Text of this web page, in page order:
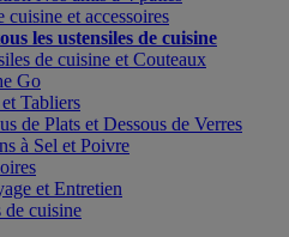
cuisine et accessoires
les ustensiles de cuisine
de cuisine et Couteaux
Go
Tabliers
de Plats et Dessous de Verres
à Sel et Poivre
et Entretien
cuisine